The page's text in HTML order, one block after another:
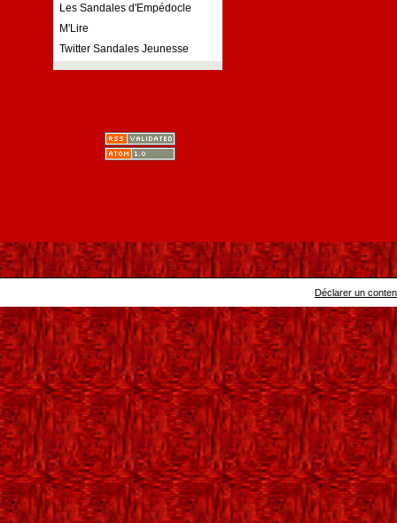
Les Sandales d'Empédocle
M'Lire
Twitter Sandales Jeunesse
Déclarer un